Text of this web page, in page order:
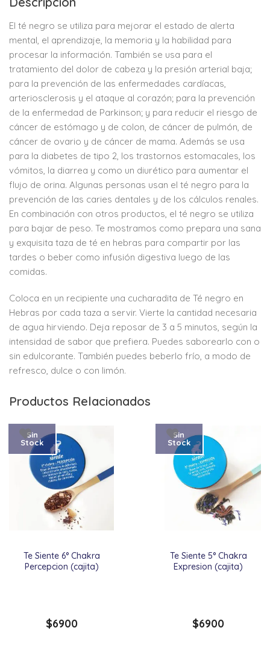
El té negro se utiliza para mejorar el estado de alerta
mental, el aprendizaje, la memoria y la habilidad para
procesar la información. También se usa para el
tratamiento del dolor de cabeza y la presión arterial baja;
para la prevención de las enfermedades cardíacas,
arteriosclerosis y el ataque al corazón; para la prevención
de la enfermedad de Parkinson; y para reducir el riesgo de
cáncer de estómago y de colon, de cáncer de pulmón, de
cáncer de ovario y de cáncer de mama. Además se usa
para la diabetes de tipo 2, los trastornos estomacales, los
vómitos, la diarrea y como un diurético para aumentar el
flujo de orina. Algunas personas usan el té negro para la
prevención de las caries dentales y de los cálculos renales.
En combinación con otros productos, el té negro se utiliza
para bajar de peso. Te mostramos como prepara una sana
y exquisita taza de té en hebras para compartir por las
tardes o beber como infusión digestiva luego de las
comidas.
Coloca en un recipiente una cucharadita de Té negro en
Hebras por cada taza a servir. Vierte la cantidad necesaria
de agua hirviendo. Deja reposar de 3 a 5 minutos, según la
intensidad de sabor que prefiera. Puedes saborearlo con o
sin edulcorante. También puedes beberlo frío, a modo de
refresco, dulce o con limón.
Productos Relacionados
Te Siente 6° Chakra
Percepcion (cajita)
Sin
Stock
$6900
Te Siente 5° Chakra
Expresion (cajita)
Sin
Stock
$6900